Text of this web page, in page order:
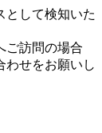
として検知いた
ご訪問の場合
わせをお願いし